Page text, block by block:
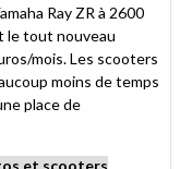
Ray ZR à 2600
le tout nouveau
mois. Les scooters
moins de temps
place de
et scooters